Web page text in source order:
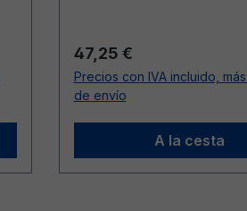
Precio normal:
47,25 €
Precios con IVA incluido,
de envío
A la cesta